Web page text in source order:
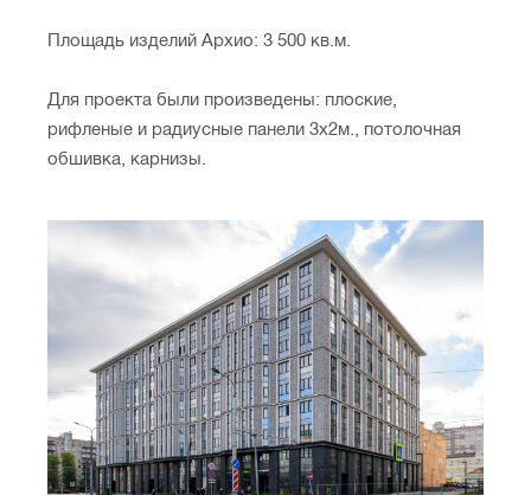
Площадь изделий Архио: 3 500 кв.м.
Для проекта были произведены: плоские,
рифленые и радиусные панели 3х2м., потолочная
обшивка, карнизы.